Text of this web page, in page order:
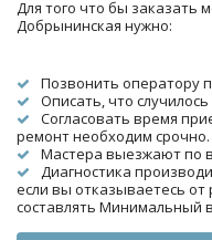
Для того что бы
Добрынинская нужно:
Позвонить оператору
Описать, что
Согласовать время
ремонт необходим срочно.
Мастера выезжают по
Диагностика
если вы отказываетесь от
составлять Минимальный